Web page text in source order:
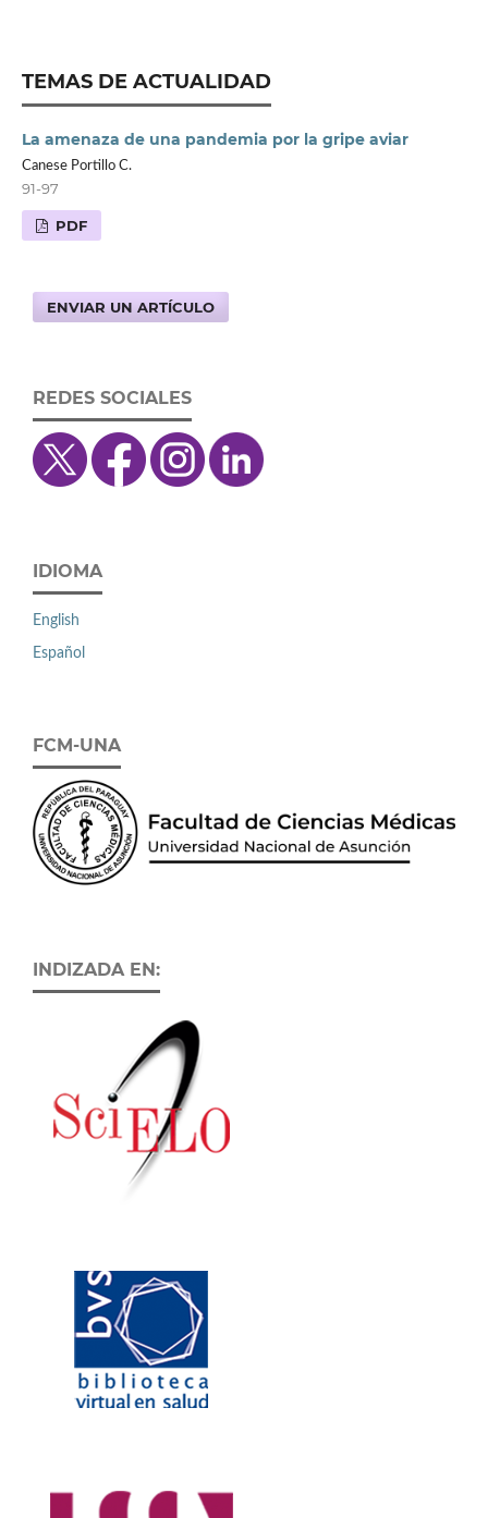
TEMAS DE ACTUALIDAD
La amenaza de una pandemia por la gripe aviar
Canese Portillo C.
91-97
PDF
ENVIAR UN ARTÍCULO
REDES SOCIALES
IDIOMA
English
Español
FCM-UNA
INDIZADA EN: